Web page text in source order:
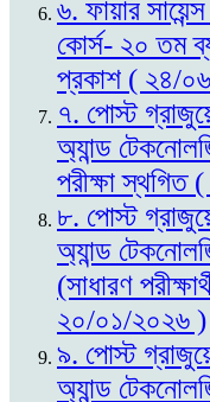
৬. ফায়ার
কোর্স- ২০ তম
প্রকাশ ( ২৪/
৭. পোস্ট
অ্যান্ড
পরীক্ষা
৮. পোস্ট
অ্যান্ড
(সাধারণ
২০/০১/২০২৬ )
৯. পোস্ট
অ্যান্ড